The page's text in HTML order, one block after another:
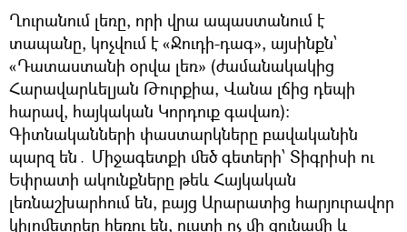
Ղուրանում լեռը, որի վրա ապաստանում է
տապանը, կոչվում է «Ջուդի-դագ», այսինքն՝
«Դատաստանի օրվա լեռ» (ժամանակակից
Հարավարևելյան Թուրքիա, Վանա լճից դեպի
հարավ, հայկական Կորդուք գավառ)։
Գիտնականների փաստարկները բավականին
պարզ են․ Միջագետքի մեծ գետերի՝ Տիգրիսի ու
Եփրատի ակունքները թեև Հայկական
լեռնաշխարհում են, բայց Արարատից հարյուրավոր
կիլոմետրեր հեռու են, ուստի ոչ մի ցունամի և